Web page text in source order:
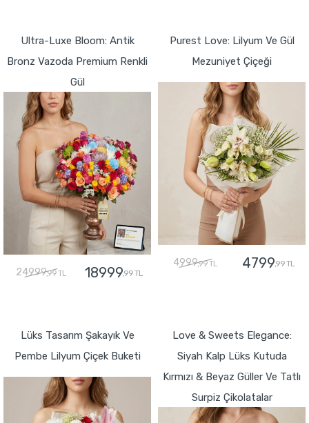
Ultra-Luxe Bloom: Antik
Bronz Vazoda Premium Renkli
Gül
24999,99 TL 18999,99 TL
Purest Love: Lilyum Ve Gül
Mezuniyet Çiçeği
4999,99 TL 4799,99 TL
Lüks Tasarım Şakayık Ve
Pembe Lilyum Çiçek Buketi
Love & Sweets Elegance:
Siyah Kalp Lüks Kutuda
Kırmızı & Beyaz Güller Ve Tatlı
Surpiz Çikolatalar